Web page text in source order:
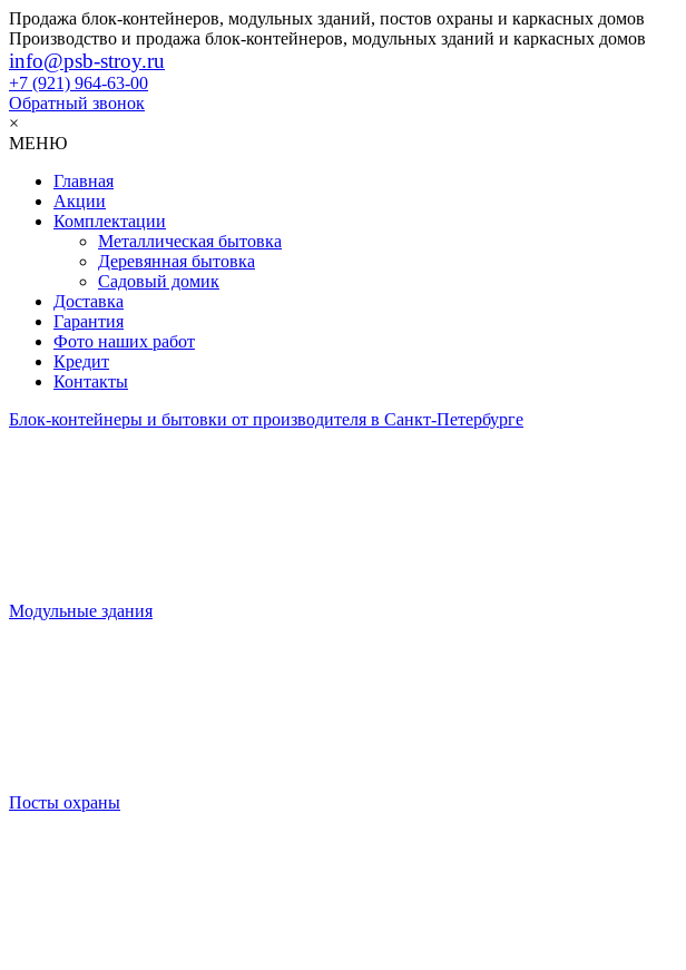
Продажа блок-контейнеров, модульных зданий, постов охраны и каркасных домов
Производство и продажа блок-контейнеров, модульных зданий и каркасных домов
info@psb-stroy.ru
+7 (921) 964-63-00
Обратный звонок
×
МЕНЮ
Главная
Акции
Комплектации
Металлическая бытовка
Деревянная бытовка
Садовый домик
Доставка
Гарантия
Фото наших работ
Кредит
Контакты
Блок-контейнеры и бытовки от производителя в Санкт-Петербурге
Модульные здания
Посты охраны